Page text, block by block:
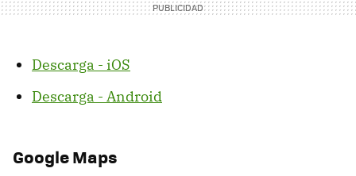
Descarga - iOS
Descarga - Android
Google Maps